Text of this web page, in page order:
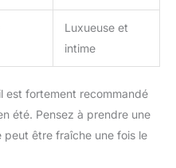
Luxueuse et
intime
est fortement recommandé
été. Pensez à prendre une
peut être fraîche une fois le